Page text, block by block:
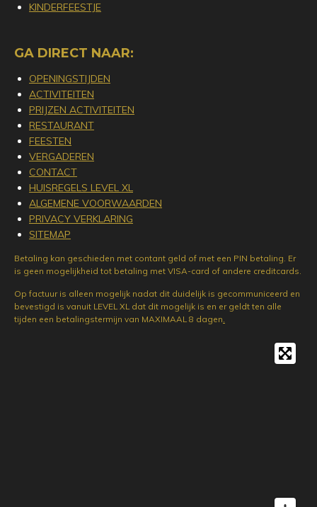
KINDERFEESTJE
GA DIRECT NAAR:
OPENINGSTIJDEN
ACTIVITEITEN
PRIJZEN ACTIVITEITEN
RESTAURANT
FEESTEN
VERGADEREN
CONTACT
HUISREGELS LEVEL XL
ALGEMENE VOORWAARDEN
PRIVACY VERKLARING
SITEMAP
Betaling kan geschieden met contant geld of met een PIN betaling. Er
is geen mogelijkheid tot betaling met VISA-card of andere creditcards.
Op factuur is alleen mogelijk nadat dit duidelijk is gecommuniceerd en
bevestigd is vanuit LEVEL XL dat dit mogelijk is en er geldt ten alle
tijden een betalingstermijn van MAXIMAAL 8 dagen.